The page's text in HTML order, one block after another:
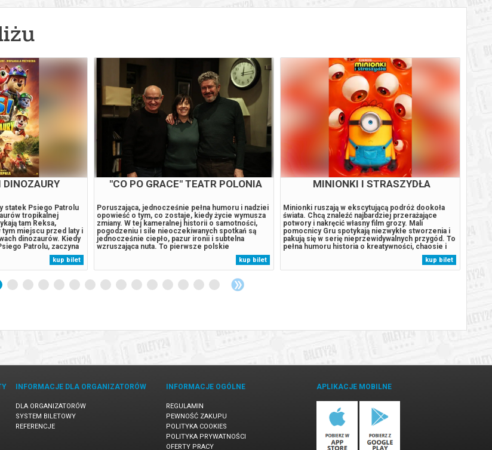
DINOZAURY
statek Psiego Patrolu
tropikalnej
tam Reksa,
tym miejscu przed laty i
dinozaurów. Kiedy
Patrolu, zaczyna
zasoby naturalne
ogromnego,
Patrol...
kup bilet
"CO PO GRACE" TEATR POLONIA
Poruszająca, jednocześnie pełna humoru i nadziei
opowieść o tym, co zostaje, kiedy życie wymusza
zmiany. W tej kameralnej historii o samotności,
pogodzeniu i sile nieoczekiwanych spotkań są
jednocześnie ciepło, pazur ironii i subtelna
wzruszająca nuta. To pierwsze polskie
wystawienie tego tekstu — przygotowywane z
udziałem wspaniałych aktorów, których klasa,
doświadczenie i charyzma sceniczna nadają...
kup bilet
MINIONKI I STRASZYDŁA
Minionki ruszają w ekscytującą podróż dookoła
świata. Chcą znaleźć najbardziej przerażające
potwory i nakręcić własny film grozy. Mali
pomocnicy Gru spotykają niezwykłe stworzenia i
pakują się w serię nieprzewidywalnych przygód. To
pełna humoru historia o kreatywności, chaosie i
Udowadniają, że dla wspólnego celu warto pokonać
każdą przeszkodę.******* Bezpieczne...
kup bilet
takimi
INFORMACJE DLA ORGANIZATORÓW
DLA ORGANIZATORÓW
SYSTEM BILETOWY
REFERENCJE
INFORMACJE OGÓLNE
REGULAMIN
PEWNOŚĆ ZAKUPU
POLITYKA COOKIES
POLITYKA PRYWATNOŚCI
OFERTY PRACY
APLIKACJE MOBILNE